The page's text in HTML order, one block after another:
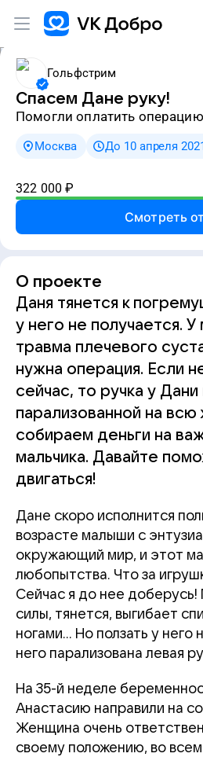
Гольфстрим
Спасем Дане руку!
Помогли оплатить
Москва До 10 апреля
322 000 ₽
Смотреть
О проекте
Даня тянется к
у него не получается.
травма плечевого
нужна операция. Если
сейчас, то ручка у
парализованной на
собираем деньги на
мальчика. Давайте
двигаться!
Дане скоро исполнится
возрасте малыши с
окружающий мир, и этот
любопытства. Что за
Сейчас я до нее
силы, тянется, выгибает
ногами… Но ползать у него
него парализована левая
На 35-й неделе
Анастасию направили на
Женщина очень
своему положению, во